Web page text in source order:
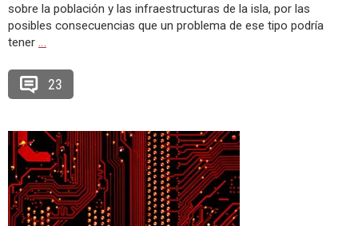
sobre la población y las infraestructuras de la isla, por las
posibles consecuencias que un problema de ese tipo podría
tener …
23